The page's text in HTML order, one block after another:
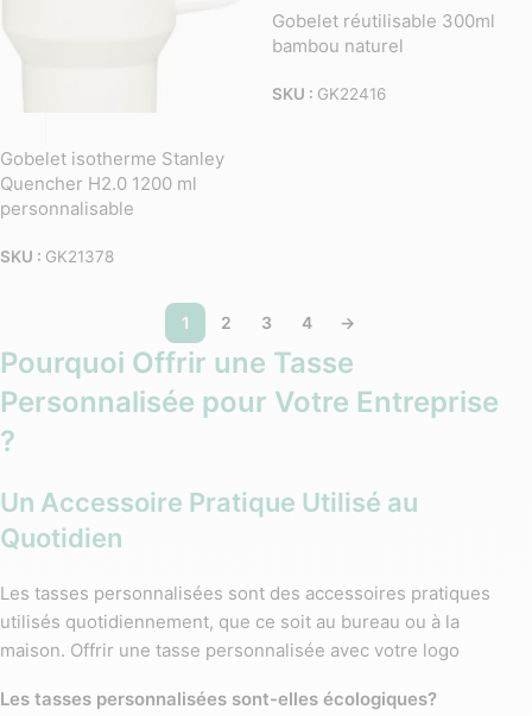
Gobelet isotherme Stanley
Quencher H2.0 1200 ml
personnalisable
SKU : GK21378
Gobelet réutilisable 300ml
bambou naturel
SKU : GK22416
1 2 3 4 →
Pourquoi Offrir une Tasse
Personnalisée pour Votre Entreprise
?
Un Accessoire Pratique Utilisé au
Quotidien
Les tasses personnalisées sont des accessoires pratiques
utilisés quotidiennement, que ce soit au bureau ou à la
maison. Offrir une tasse personnalisée avec votre logo
environnements professionnels et personnels. Les tasses
Les tasses personnalisées sont-elles écologiques?